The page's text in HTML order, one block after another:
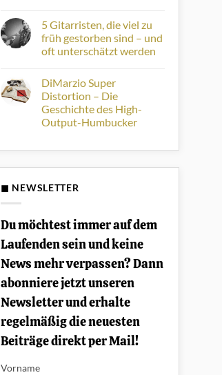
Diese
Chorus-
Effekte
prägten
die
80er
zu
Plektren
aus
Schildpatt:
heute
Geschichte
sind
5 Gitarristen, die viel zu
früh gestorben sind – und
oft unterschätzt werden
zu
5
Gitarristen,
die
viel
zu
unterschätzt
DiMarzio Super
Distortion – Die
Geschichte des High-
Output-Humbucker
zu
–
High-
Humbucker
◼ NEWSLETTER
Du möchtest immer auf dem
Laufenden sein und keine
News mehr verpassen? Dann
abonniere jetzt unseren
Newsletter und erhalte
regelmäßig die neuesten
Beiträge direkt per Mail!
Vorname